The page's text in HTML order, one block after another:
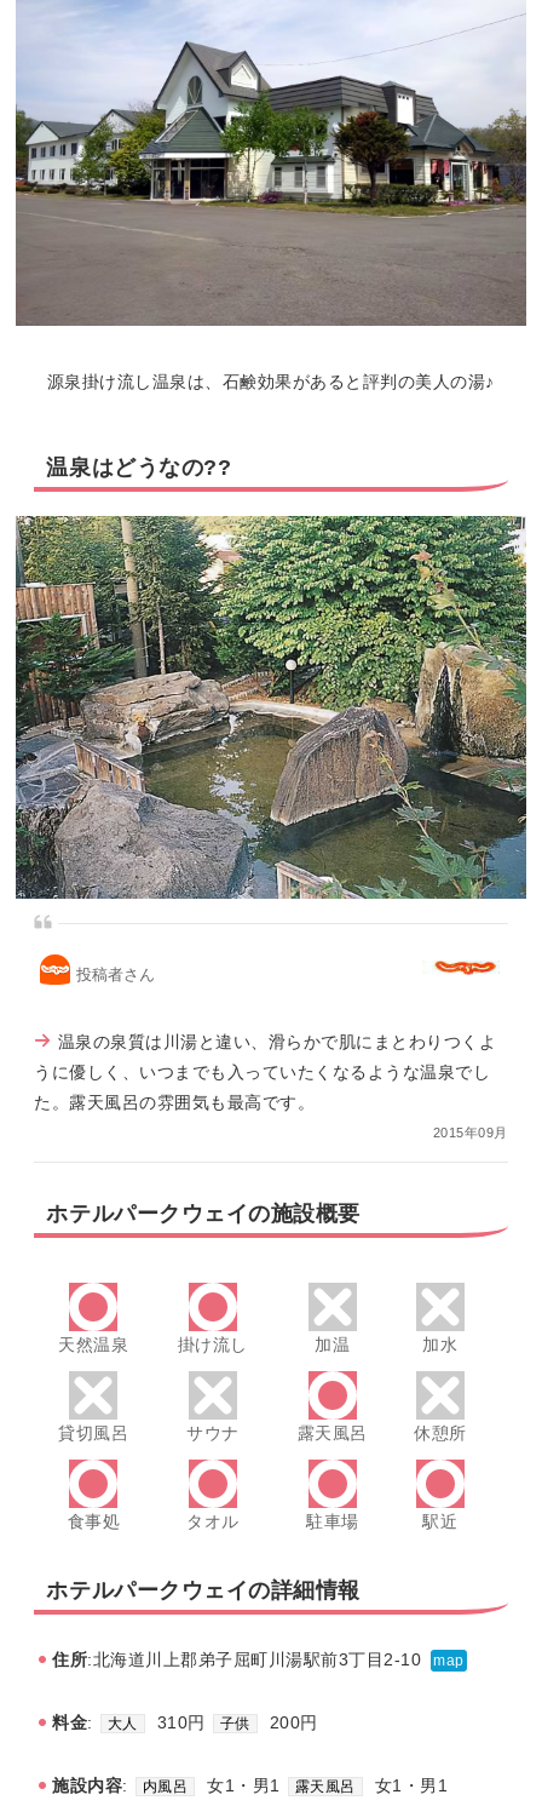
源泉掛け流し温泉は、石鹸効果があると評判の美人の湯♪
温泉はどうなの??
投稿者さん
温泉の泉質は川湯と違い、滑らかで肌にまとわりつくよ
うに優しく、いつまでも入っていたくなるような温泉でし
た。露天風呂の雰囲気も最高です。
2015年09月
ホテルパークウェイの施設概要
天然温泉 掛け流し 加温 加水
貸切風呂 サウナ 露天風呂 休憩所
食事処 タオル 駐車場 駅近
ホテルパークウェイの詳細情報
住所:北海道川上郡弟子屈町川湯駅前3丁目2-10 map
料金: 大人 310円 子供 200円
施設内容: 内風呂 女1・男1 露天風呂 女1・男1